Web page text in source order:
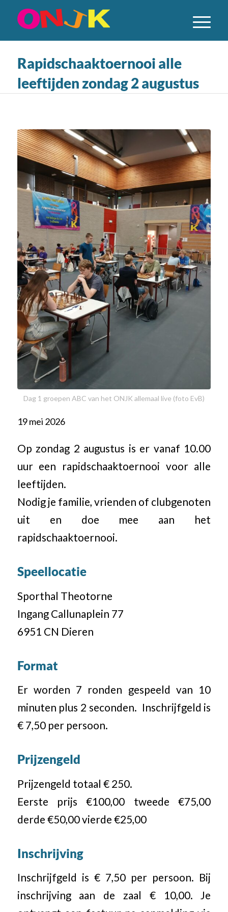
Rapidschaaktoernooi alle
leeftijden zondag 2 augustus
Dag 1 groepen ABC van het ONJK allemaal live (foto EvB)
19 mei 2026
Op zondag 2 augustus is er vanaf 10.00
uur een rapidschaaktoernooi voor alle
leeftijden.
Nodig je familie, vrienden of clubgenoten
uit en doe mee aan het
rapidschaaktoernooi.
Speellocatie
Sporthal Theotorne
Ingang Callunaplein 77
6951 CN Dieren
Format
Er worden 7 ronden gespeeld van 10
minuten plus 2 seconden. Inschrijfgeld is
€ 7,50 per persoon.
Prijzengeld
Prijzengeld totaal € 250.
Eerste prijs €100,00 tweede €75,00
derde €50,00 vierde €25,00
Inschrijving
Inschrijfgeld is € 7,50 per persoon. Bij
inschrijving aan de zaal € 10,00. Je